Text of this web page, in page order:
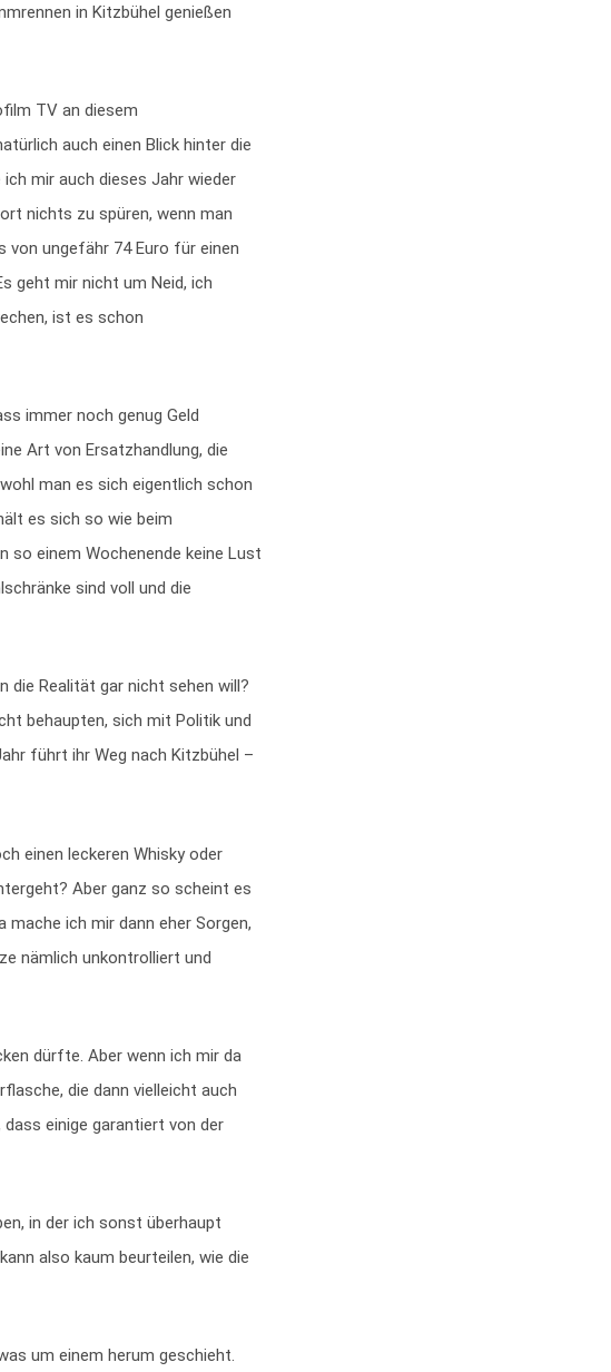
in Kitzbühel genießen
TV an diesem
auch einen Blick hinter die
mir auch dieses Jahr wieder
nichts zu spüren, wenn man
von ungefähr 74 Euro für einen
geht mir nicht um Neid, ich
ist es schon
immer noch genug Geld
Art von Ersatzhandlung, die
man es sich eigentlich schon
es sich so wie beim
so einem Wochenende keine Lust
sind voll und die
die Realität gar nicht sehen will?
behaupten, sich mit Politik und
führt ihr Weg nach Kitzbühel –
einen leckeren Whisky oder
Aber ganz so scheint es
ich mir dann eher Sorgen,
nämlich unkontrolliert und
dürfte. Aber wenn ich mir da
die dann vielleicht auch
dass einige garantiert von der
in der ich sonst überhaupt
also kaum beurteilen, wie die
um einem herum geschieht.